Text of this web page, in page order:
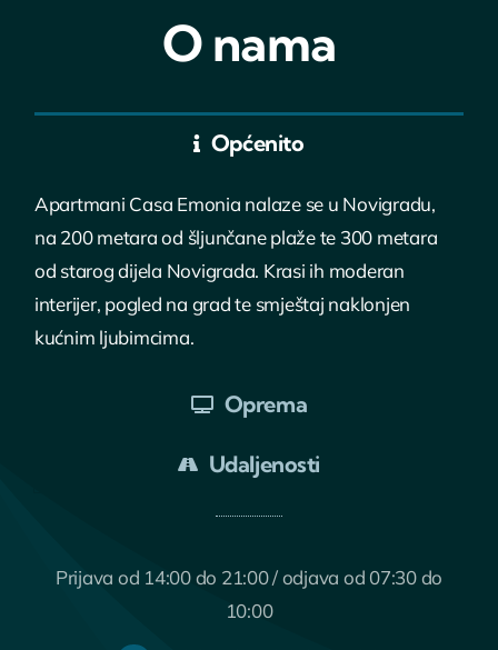
O nama
Općenito
Apartmani Casa Emonia nalaze se u Novigradu,
na 200 metara od šljunčane plaže te 300 metara
od starog dijela Novigrada. Krasi ih moderan
interijer, pogled na grad te smještaj naklonjen
kućnim ljubimcima.
Oprema
Udaljenosti
Prijava od 14:00 do 21:00 / odjava od 07:30 do
10:00